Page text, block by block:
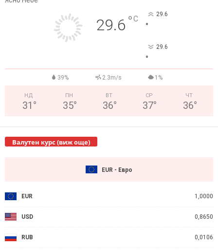
29.6 °C 29.6
°
29.6
°
39% 2.3m/s 1%
НД
31 °
ПН
35°
ВТ
36°
СР
37°
ЧТ
36°
Валутен курс (виж още)
EUR - Евро
EUR 1,0000
USD 0,8650
RUB 0,0106